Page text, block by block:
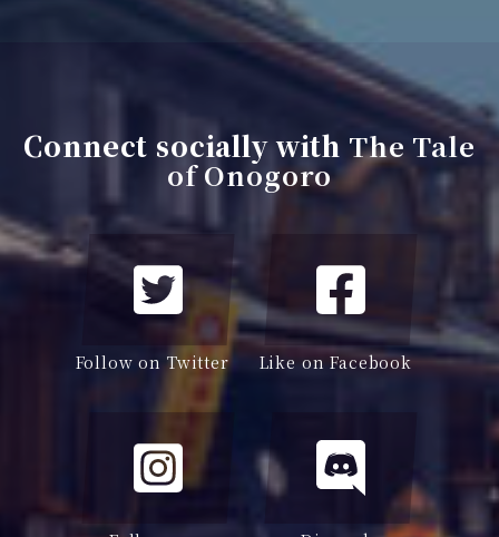
Connect socially with The Tale
of Onogoro
Follow on Twitter Like on Facebook